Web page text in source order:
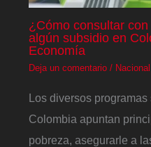
¿Cómo consultar
algún subsidio en
Economía
Deja un comentario / Nacional
Los diversos
Colombia apuntan
pobreza, asegurarle a